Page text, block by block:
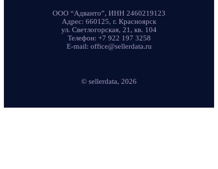
ООО “Адванто”, ИНН 2460219123
Адрес: 660125, г. Красноярск
ул. Светлогорская, 21, кв. 104
Телефон: +7 922 197 3258
E-mail: office@sellerdata.ru
© sellerdata, 2026